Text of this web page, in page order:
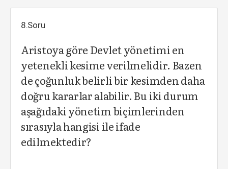
8.Soru
Aristoya göre Devlet yönetimi en
yetenekli kesime verilmelidir. Bazen
de çoğunluk belirli bir kesimden daha
doğru kararlar alabilir. Bu iki durum
aşağıdaki yönetim biçimlerinden
sırasıyla hangisi ile ifade
edilmektedir?